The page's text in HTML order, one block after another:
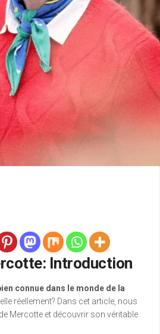
Introduction
connue dans le monde de la
réellement? Dans cet article, nous
Mercotte et découvrir son véritable